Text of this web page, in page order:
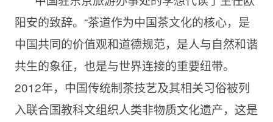
阳安的致辞。“茶道作为中国茶文化的核心，是
中国共同的价值观和道德规范，是人与自然和谐
共生的象征，也是与世界连接的重要纽带。
2012年，中国传统制茶技艺及其相关习俗被列
入联合国教科文组织人类非物质文化遗产，这是